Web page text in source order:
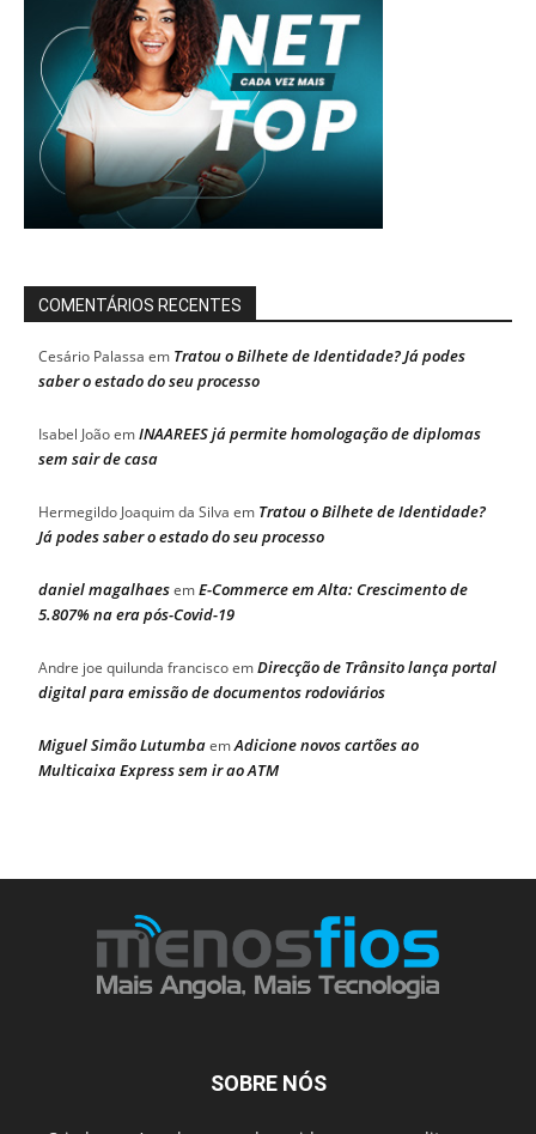
COMENTÁRIOS RECENTES
Cesário Palassa em Tratou o Bilhete de Identidade? Já podes
saber o estado do seu processo
Isabel JoãoemINAAREES já permite homologação de diplomas
sem sair de casa
Hermegildo Joaquim da Silva em Tratou o Bilhete de Identidade?
Já podes saber o estado do seu processo
daniel magalhaesemE-Commerce em Alta: Crescimento de
5.807% na era pós-Covid-19
Andre joe quilunda franciscoemDirecção de Trânsito lança portal
digital para emissão de documentos rodoviários
Miguel Simão LutumbaemAdicione novos cartões ao
Multicaixa Express sem ir ao ATM
SOBRE NÓS